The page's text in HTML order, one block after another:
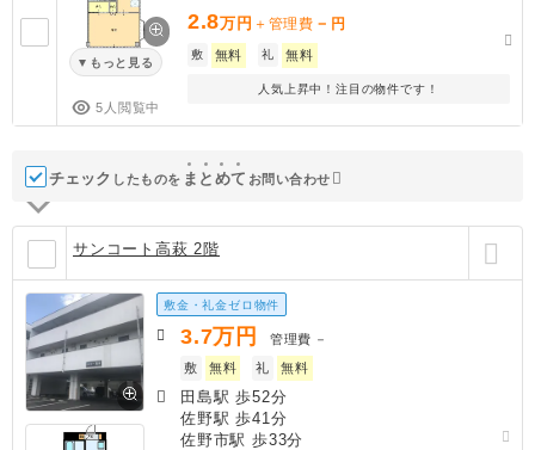
もっと見る
5人閲覧中
2.8万円 ＋管理費 － 円
敷 無料 礼 無料
人気上昇中！注目の物件です！
チェック したものを ま と めて お問い合わせ
サンコート高萩 2階
敷金・礼金ゼロ物件
3.7万円 管理費 －
敷
無料 礼 無料
田島駅 歩52分
佐野駅 歩41分
佐野市駅 歩33分